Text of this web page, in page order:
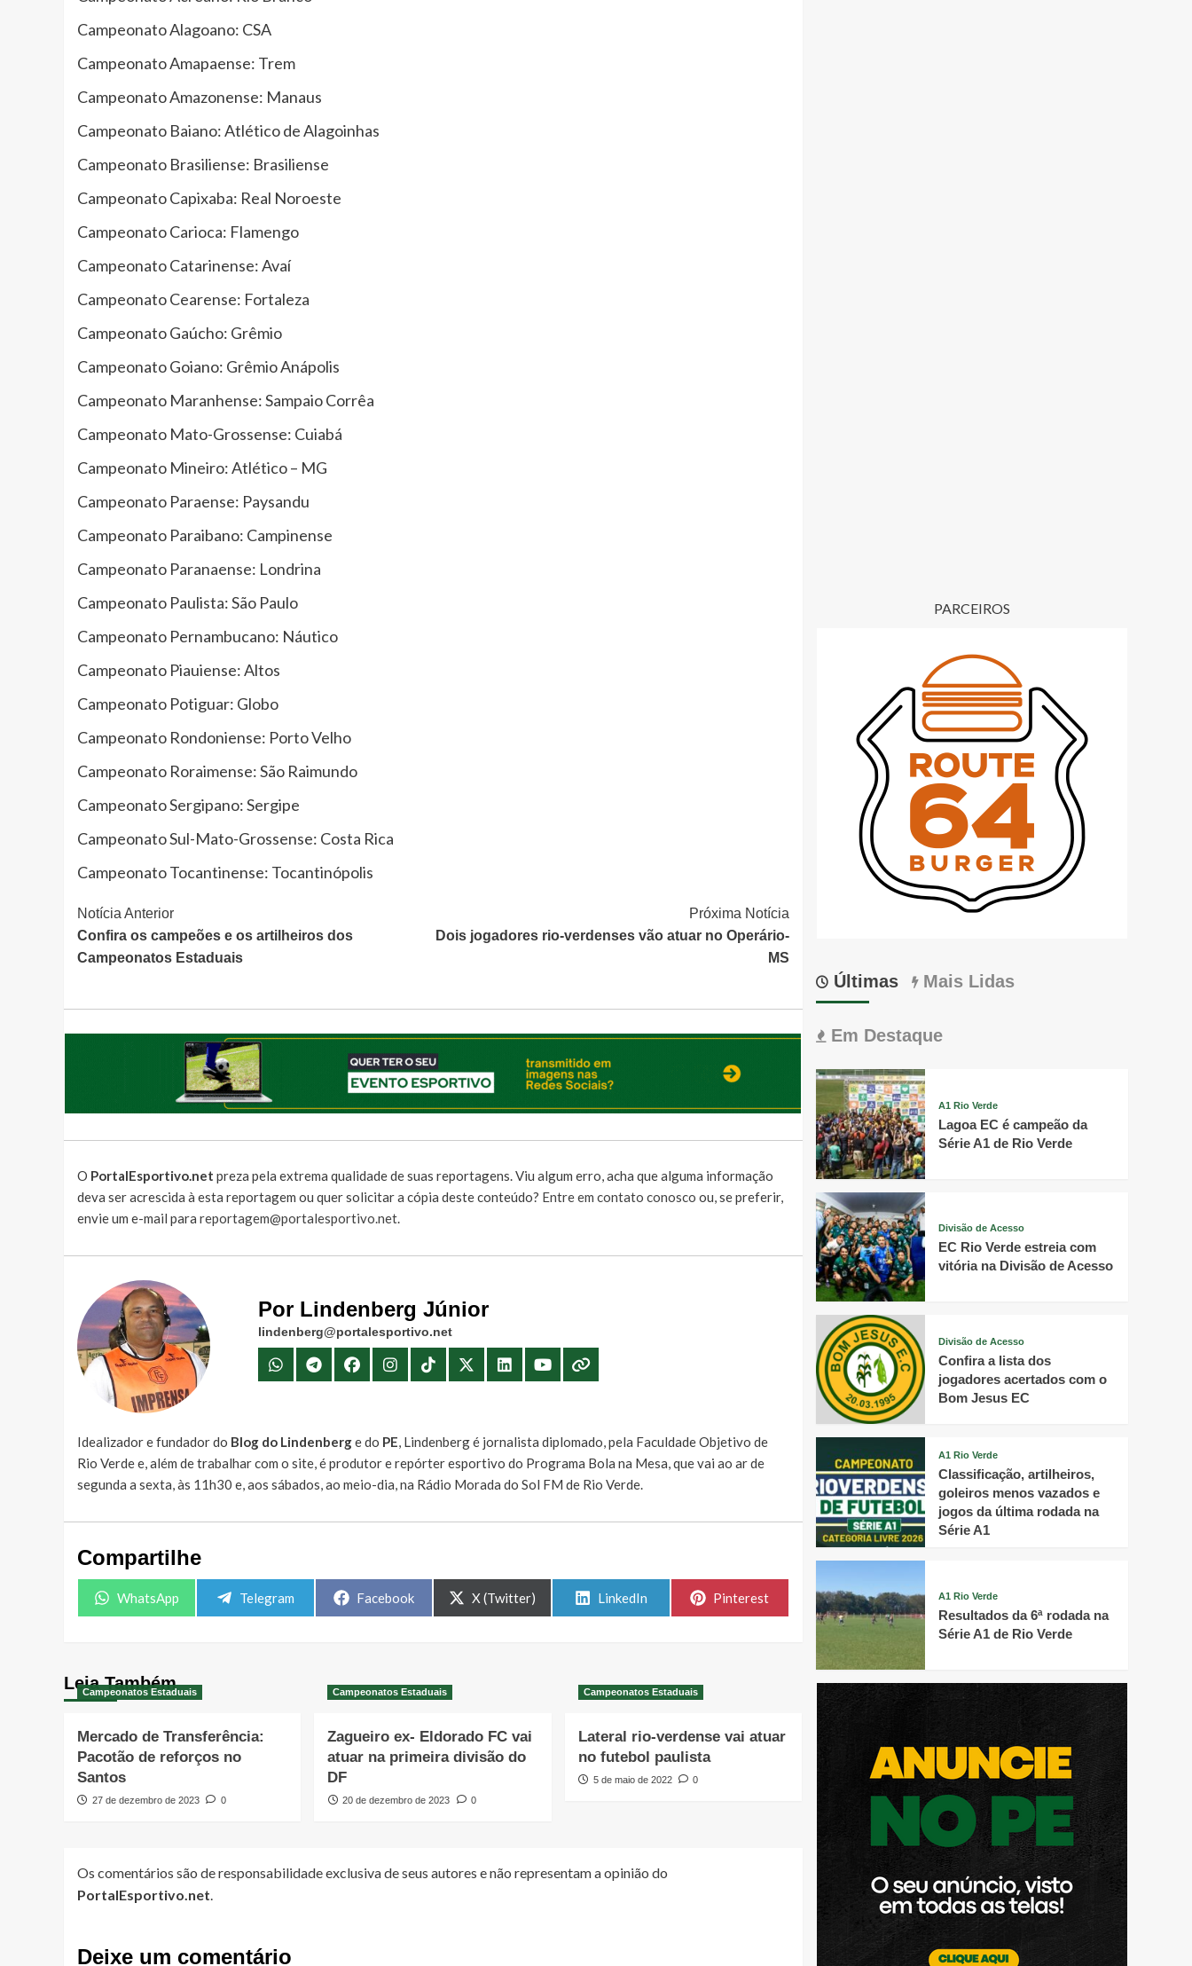
Campeonato Alagoano: CSA
Campeonato Amapaense: Trem
Campeonato Amazonense: Manaus
Campeonato Baiano: Atlético de Alagoinhas
Campeonato Brasiliense: Brasiliense
Campeonato Capixaba: Real Noroeste
Campeonato Carioca: Flamengo
Campeonato Catarinense: Avaí
Campeonato Cearense: Fortaleza
Campeonato Gaúcho: Grêmio
Campeonato Goiano: Grêmio Anápolis
Campeonato Maranhense: Sampaio Corrêa
Campeonato Mato-Grossense: Cuiabá
Campeonato Mineiro: Atlético – MG
Campeonato Paraense: Paysandu
Campeonato Paraibano: Campinense
Campeonato Paranaense: Londrina
Campeonato Paulista: São Paulo
Campeonato Pernambucano: Náutico
Campeonato Piauiense: Altos
Campeonato Potiguar: Globo
Campeonato Rondoniense: Porto Velho
Campeonato Roraimense: São Raimundo
Campeonato Sergipano: Sergipe
Campeonato Sul-Mato-Grossense: Costa Rica
Campeonato Tocantinense: Tocantinópolis
Continue
Lendo
Notícia Anterior
Confira os campeões e os artilheiros dos
Campeonatos Estaduais
Próxima Notícia
Dois jogadores rio-verdenses vão atuar no Operário-
MS
O PortalEsportivo.net preza pela extrema qualidade de suas reportagens. Viu algum erro, acha que alguma informação
deva ser acrescida à esta reportagem ou quer solicitar a cópia deste conteúdo? Entre em contato conosco ou, se preferir,
envie um e-mail para reportagem@portalesportivo.net.
Por Lindenberg Júnior
lindenberg@portalesportivo.net
Idealizador e fundador do Blog do Lindenberge do PE, Lindenberg é jornalista diplomado, pela Faculdade Objetivo de
Rio Verde e, além de trabalhar com o site, é produtor e repórter esportivo do Programa Bola na Mesa, que vai ao ar de
segunda a sexta, às 11h30 e, aos sábados, ao meio-dia, na Rádio Morada do Sol FM de Rio Verde.
Compartilhe
Share
WhatsApp
Share
Telegram
Share
Facebook
Share
on
X (Twitter)
Share
LinkedIn
Share
Pinterest
Leia Também
Campeonatos Estaduais
Mercado de Transferência:
Pacotão de reforços no
Santos
27 de dezembro de 2023 0
Campeonatos Estaduais
Zagueiro ex- Eldorado FC vai
atuar na primeira divisão do
DF
20 de dezembro de 2023 0
Campeonatos Estaduais
Lateral rio-verdense vai atuar
no futebol paulista
5 de maio de 2022 0
Os comentários são de responsabilidade exclusiva de seus autores e não representam a opinião do
PortalEsportivo.net.
Deixe um comentário
PARCEIROS
Últimas Mais Lidas
Em Destaque
A1 Rio Verde
Lagoa EC é campeão da
Série A1 de Rio Verde
Divisão de Acesso
EC Rio Verde estreia com
vitória na Divisão de Acesso
Divisão de Acesso
Confira a lista dos
jogadores acertados com o
Bom Jesus EC
A1 Rio Verde
Classificação, artilheiros,
goleiros menos vazados e
jogos da última rodada na
Série A1
A1 Rio Verde
Resultados da 6ª rodada na
Série A1 de Rio Verde